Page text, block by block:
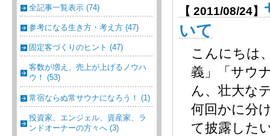
全記事一覧表示 (74)
参考になる生き方・考え方 (47)
固定客づくりのヒント (47)
客数が増え、売上が上げるノウハ
ウ！ (53)
常宿ならぬ常サウナになろう！ (1)
投資家、エンジェル、資産家、ラ
ンドオーナーの方々へ (3)
【 2011/08/24】
いて
こんにちは
義」「サウ
ん、壮大な
何回かに分
て披露した